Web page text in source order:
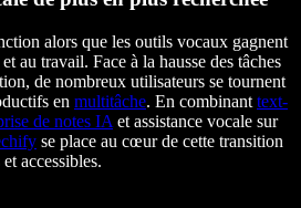
alors que les outils vocaux gagnent
au travail. Face à la hausse des tâches
de nombreux utilisateurs se tournent
en multitâche. En combinant text-
de notes IA et assistance vocale sur
se place au cœur de cette transition
accessibles.